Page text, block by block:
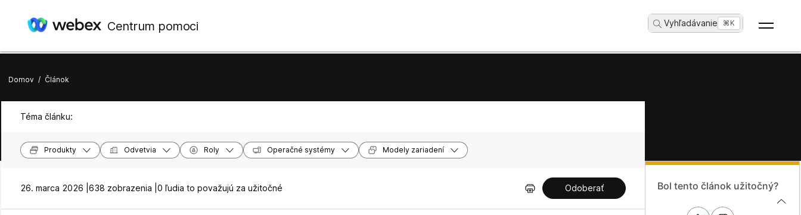
Centrum pomoci Vyhľadávanie ...⌘K
Domov / Článok
Téma článku:
Produkty Odvetvia Roly Operačné systémy Modely zariadení
26. marca 2026 | 638 zobrazenia | 0 ľudia to považujú za užitočné Odoberať Bol tento článok užitočný?